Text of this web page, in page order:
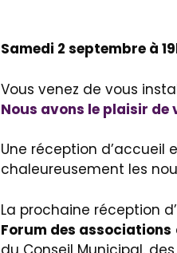
Samedi 2 septembre à
Vous venez de vous
Nous avons le plaisir
Une réception d’accueil
chaleureusement les
La prochaine réception
Forum des associations